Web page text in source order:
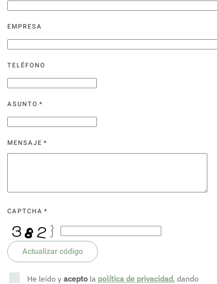
EMPRESA
TELÉFONO
ASUNTO *
MENSAJE *
CAPTCHA *
Actualizar código
He leído y acepto la política de privacidad, dando